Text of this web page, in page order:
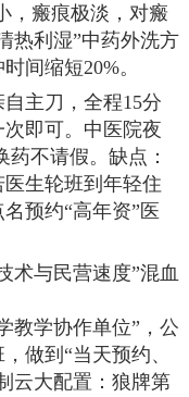
，瘢痕极淡，对瘢
热利湿”中药外洗方
间缩短20%。
主刀，全程15分
即可。中医院夜
不请假。缺点：
生轮班到年轻住
预约“高年资”医
与民营速度”混血
教学协作单位”，公
做到“当天预约、
云大配置：狼牌第